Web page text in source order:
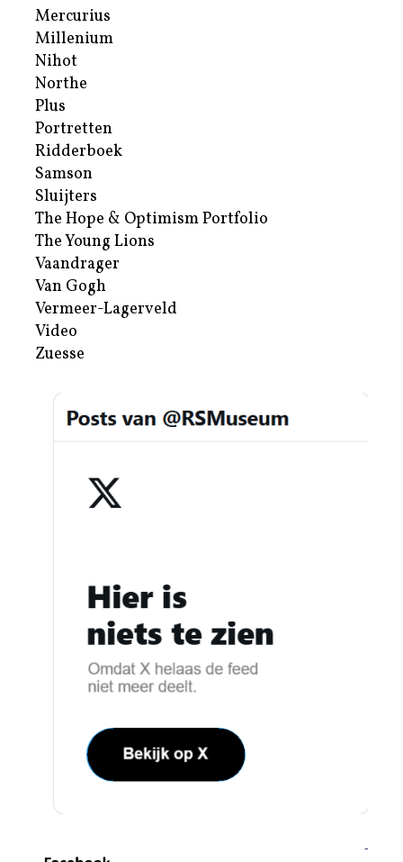
Mercurius
Millenium
Nihot
Northe
Plus
Portretten
Ridderboek
Samson
Sluijters
The Hope & Optimism Portfolio
The Young Lions
Vaandrager
Van Gogh
Vermeer-Lagerveld
Video
Zuesse